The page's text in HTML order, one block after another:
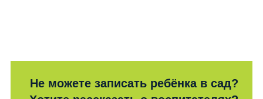
Не можете записать ребёнка в сад?